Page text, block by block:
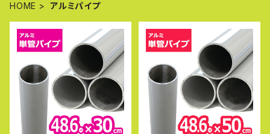
HOME アルミパイプ